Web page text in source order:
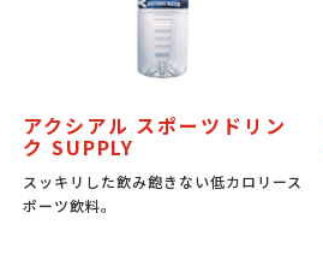
アクシアル スポーツドリン
ク SUPPLY
スッキリした飲み飽きない低カロリース
ポーツ飲料。